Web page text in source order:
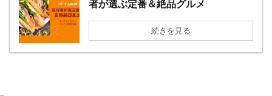
者が選ぶ定番＆絶品グルメ
続きを見る